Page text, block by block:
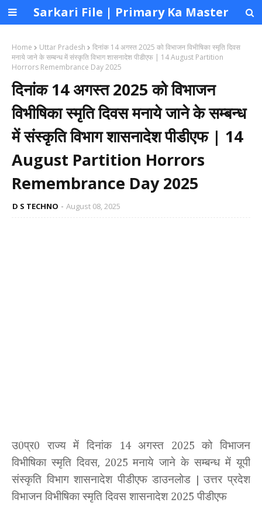
Sarkari File | Primary Ka Master
Home Uttar Pradesh
दिनांक 14 अगस्त 2025 को विभाजन विभीषिका स्मृति दिवस
मनाये जाने के सम्बन्ध में संस्कृति विभाग शासनादेश पीडीएफ | 14 August Partition
Horrors Remembrance Day 2025
दिनांक 14 अगस्त 2025 को विभाजन
विभीषिका स्मृति दिवस मनाये जाने के सम्बन्ध
में संस्कृति विभाग शासनादेश पीडीएफ | 14
August Partition Horrors
Remembrance Day 2025
D S TECHNO August 08, 2025
उ0प्र0 राज्य में दिनांक 14अगस्त 2025 को विभाजन
विभीषिका स्मृति दिवस, 2025 मनाये जाने के सम्बन्ध में यूपी
संस्कृति विभाग शासनादेश पीडीएफ डाउनलोड
|उत्तर प्रदेश
विभाजन विभीषिका स्मृति दिवस शासनादेश 2025 पीडीएफ